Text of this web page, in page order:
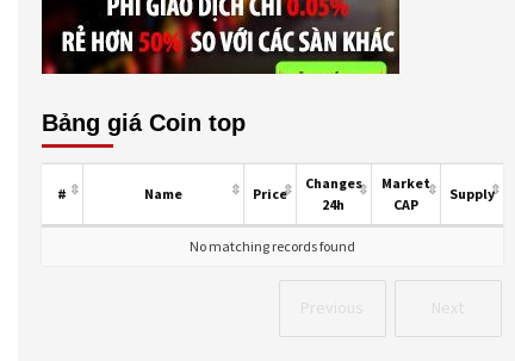
Bảng giá Coin top
Previous Next
# Name Price
Changes
24h
Market
CAP
Supply
No matching records found